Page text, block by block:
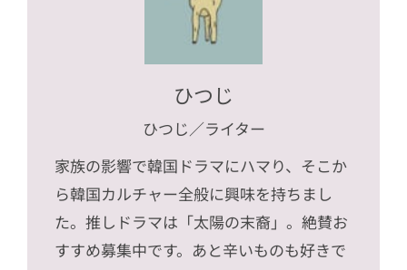
ひつじ
ひつじ／ライター
家族の影響で韓国ドラマにハマり、そこか
ら韓国カルチャー全般に興味を持ちまし
た。推しドラマは「太陽の末裔」。絶賛お
すすめ募集中です。あと辛いものも好きで